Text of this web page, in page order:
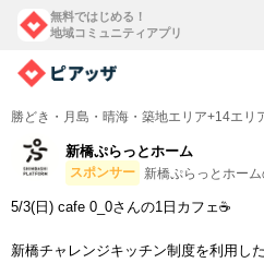
無料ではじめる！
地域コミュニティアプリ
勝どき・月島・晴海・築地エリア+14エリ
新橋ぷらっとホーム
スポンサー 新橋ぷらっとホーム
5/3(日) cafe 0_0さんの1日カフェ☕️
新橋チャレンジキッチン制度を利用した